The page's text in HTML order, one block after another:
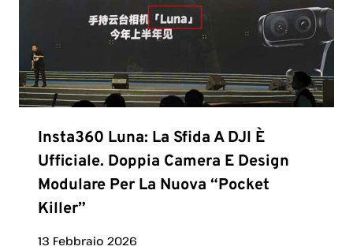
Insta360 Luna: La Sfida A DJI È
Ufficiale. Doppia Camera E Design
Modulare Per La Nuova “Pocket
Killer”
13 Febbraio 2026